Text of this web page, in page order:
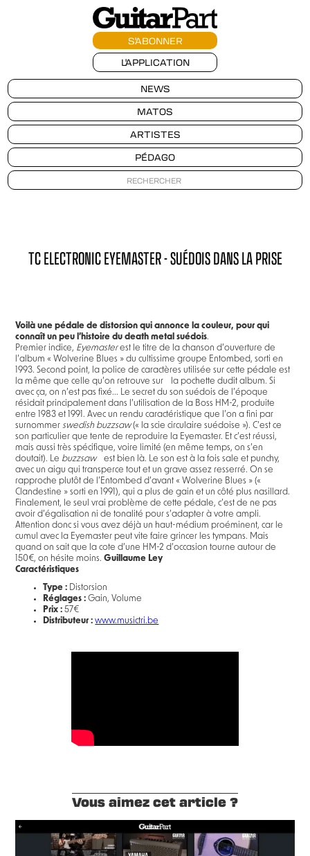
S'ABONNER
L'APPLICATION
NEWS
MATOS
ARTISTES
PÉDAGO
TC ELECTRONIC EYEMASTER - SUÉDOIS DANS LA PRISE
Voilà une pédale de distorsion qui annonce la couleur, pour qui
connaît un peu l’histoire du death metal suédois.
Premier indice, Eyemasterest le titre de la chanson d’ouverture de
l’album « Wolverine Blues » du cultissime groupe Entombed, sorti en
1993. Second point, la police de caractères utilisée sur cette pédale est
la même que celle qu’on retrouve sur la pochette dudit album. Si
avec ça, on n’est pas fixé... Le secret du son suédois de l’époque
résidait principalement dans l’utilisation de la Boss HM-2, produite
entre 1983 et 1991. Avec un rendu caractéristique que l’on a fini par
surnommerswedish buzzsaw(« la scie circulaire suédoise »). C’est ce
son particulier que tente de reproduire la Eyemaster. Et c’est réussi,
mais aussi très spécifique, voire limité (en même temps, on s’en
doutait). Le buzzsawest bien là. Le son est à la fois sale et punchy,
avec un aigu qui transperce tout et un grave assez resserré. On se
rapproche plutôt de l’Entombed d’avant « Wolverine Blues » («
Clandestine » sorti en 1991), qui a plus de gain et un côté plus nasillard.
Finalement, le seul vrai problème de cette pédale, c’est de ne pas
avoir d’égalisation ni de tonalité pour s’adapter à votre ampli.
Attention donc si vous avez déjà un haut-médium proéminent, car le
cumul avec la Eyemaster peut vite faire grincer les tympans. Mais
quand on sait que la cote d’une HM-2 d’occasion tourne autour de
150€, on hésite moins.Guillaume Ley
Caractéristiques
Type : Distorsion
Réglages : Gain, Volume
Prix : 57€
Distributeur :www.musictri.be
Vous aimez cet article ?